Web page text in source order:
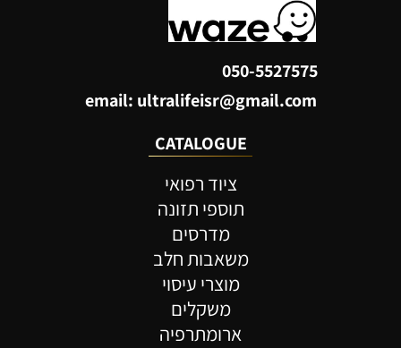
050-5527575
email: ultralifeisr@gmail.com
CATALOGUE
ציוד רפואי
תוספי תזונה
מדרסים
משאבות חלב
מוצרי עיסוי
משקלים
ארומתרפיה